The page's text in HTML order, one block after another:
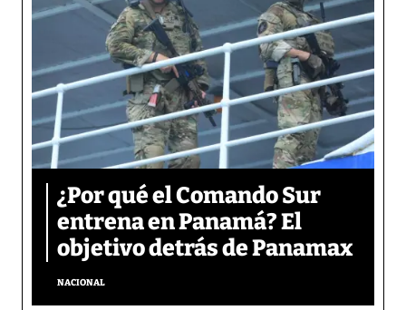
¿Por qué el Comando Sur
entrena en Panamá? El
objetivo detrás de Panamax
NACIONAL